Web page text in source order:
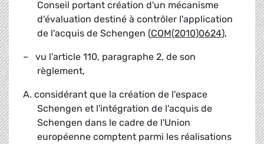
Conseil portant création d'un mécanisme
d'évaluation destiné à contrôler l'application
de l'acquis de Schengen (COM(2010)0624),
– vu l'article 110, paragraphe 2, de son
règlement,
A. considérant que la création de l'espace
Schengen et l'intégration de l'acquis de
Schengen dans le cadre de l'Union
européenne comptent parmi les réalisations